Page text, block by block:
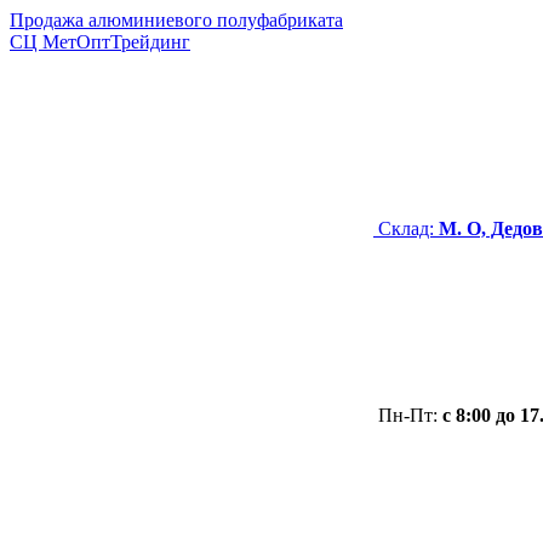
Продажа алюминиевого полуфабриката
СЦ МетОптТрейдинг
Склад: М. О,
Пн-Пт: с 8:00 до